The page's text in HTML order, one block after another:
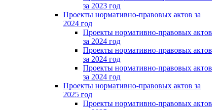
за 2023 год
Проекты нормативно-правовых актов за
2024 год
Проекты нормативно-правовых актов
за 2024 год
Проекты нормативно-правовых актов
за 2024 год
Проекты нормативно-правовых актов
за 2024 год
Проекты нормативно-правовых актов за
2025 год
Проекты нормативно-правовых актов